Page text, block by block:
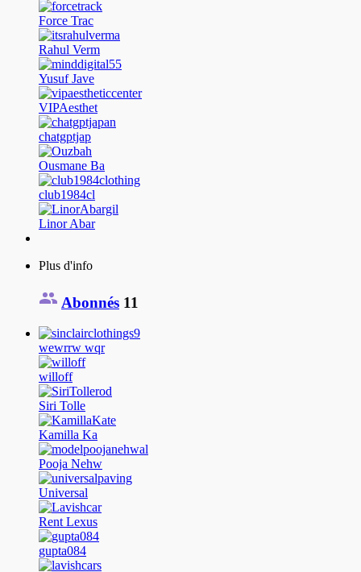
Force Trac
Rahul Verm
Yusuf Jave
VIPAesthet
chatgptjap
Ousmane Ba
club1984cl
Linor Abar
Plus d'info
Abonnés 11
wewrrw wqr
willoff
Siri Tolle
Kamilla Ka
Pooja Nehw
Universal
Rent Lexus
gupta084